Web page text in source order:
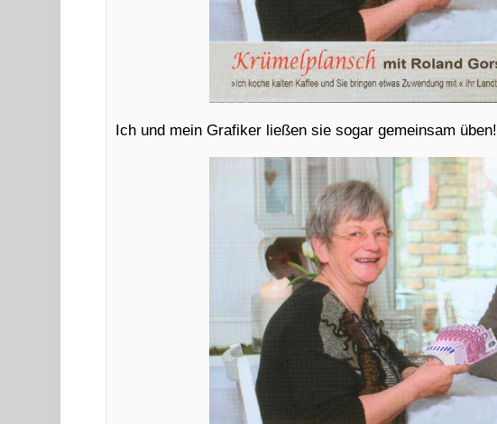
Ich und mein Grafiker ließen sie sogar gemeinsam üben!